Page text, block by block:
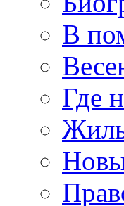
В
Где